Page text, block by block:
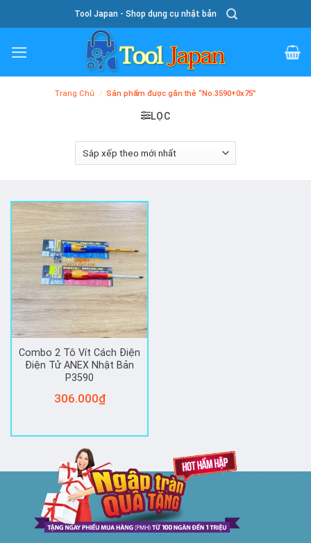
To
Content
Tool Japan - Shop dụng cụ nhật bản
Trang Chủ / Sản phẩm được gắn thẻ “No.3590+0x75”
LỌC
Combo 2 Tô Vít Cách Điện
Điện Tử ANEX Nhật Bản
P3590
306.000₫